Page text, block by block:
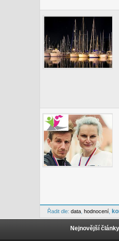
Řadit dle: data, hodnocení,
Nejnovější články